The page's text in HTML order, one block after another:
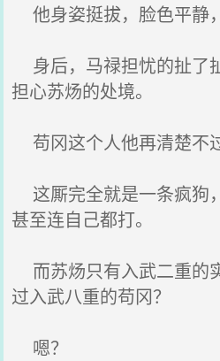
他身姿挺拔，脸色平静
身后，马禄担忧的扯了
担心苏炀的处境。
苟冈这个人他再清楚不
这厮完全就是一条疯狗
甚至连自己都打。
而苏炀只有入武二重的
过入武八重的苟冈？
嗯？